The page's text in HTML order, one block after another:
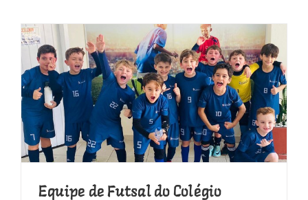
Equipe de Futsal do Colégio